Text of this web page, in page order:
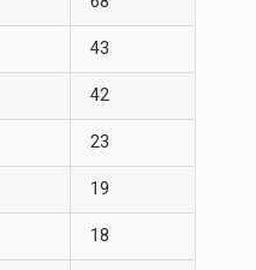
43
42
23
19
18